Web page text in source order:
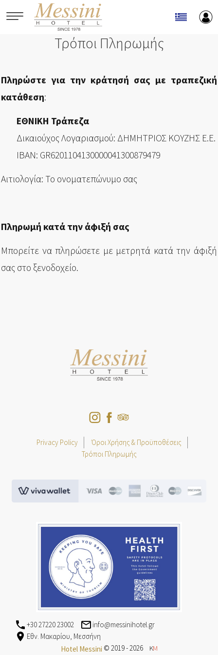
Παράκαμψη προς το κυρίως περιεχόμενο
Τρόποι Πληρωμής
Πληρώστε για την κράτησή σας με τραπεζική
κατάθεση:
ΕΘΝΙΚΗ Τράπεζα
Δικαιούχος Λογαριασμού: ΔΗΜΗΤΡΙΟΣ ΚΟΥΖΗΣ Ε.Ε.
IBAN: GR6201104130000041300879479
Αιτιολογία: Το ονοματεπώνυμο σας
Πληρωμή κατά την άφιξή σας
Μπορείτε να πληρώσετε με μετρητά κατά την άφιξή
σας στο ξενοδοχείο.
Privacy Policy
Όροι Χρήσης & Προϋποθέσεις
Τρόποι Πληρωμής
viva.png
greece-safe.jpg
+30 27220 23002
info@messinihotel.gr
Εθν. Μακαρίου, Μεσσήνη
Hotel Messini © 2019 - 2026 KM